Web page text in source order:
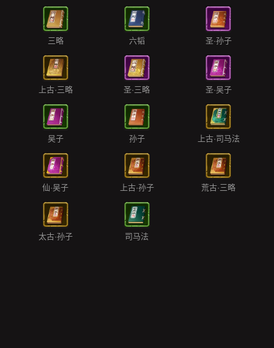
三略 六韬 圣·孙子
上古·三略 圣·三略 圣·吴子
吴子 孙子 上古·司马法
仙·吴子 上古·孙子 荒古·三略
太古·孙子 司马法